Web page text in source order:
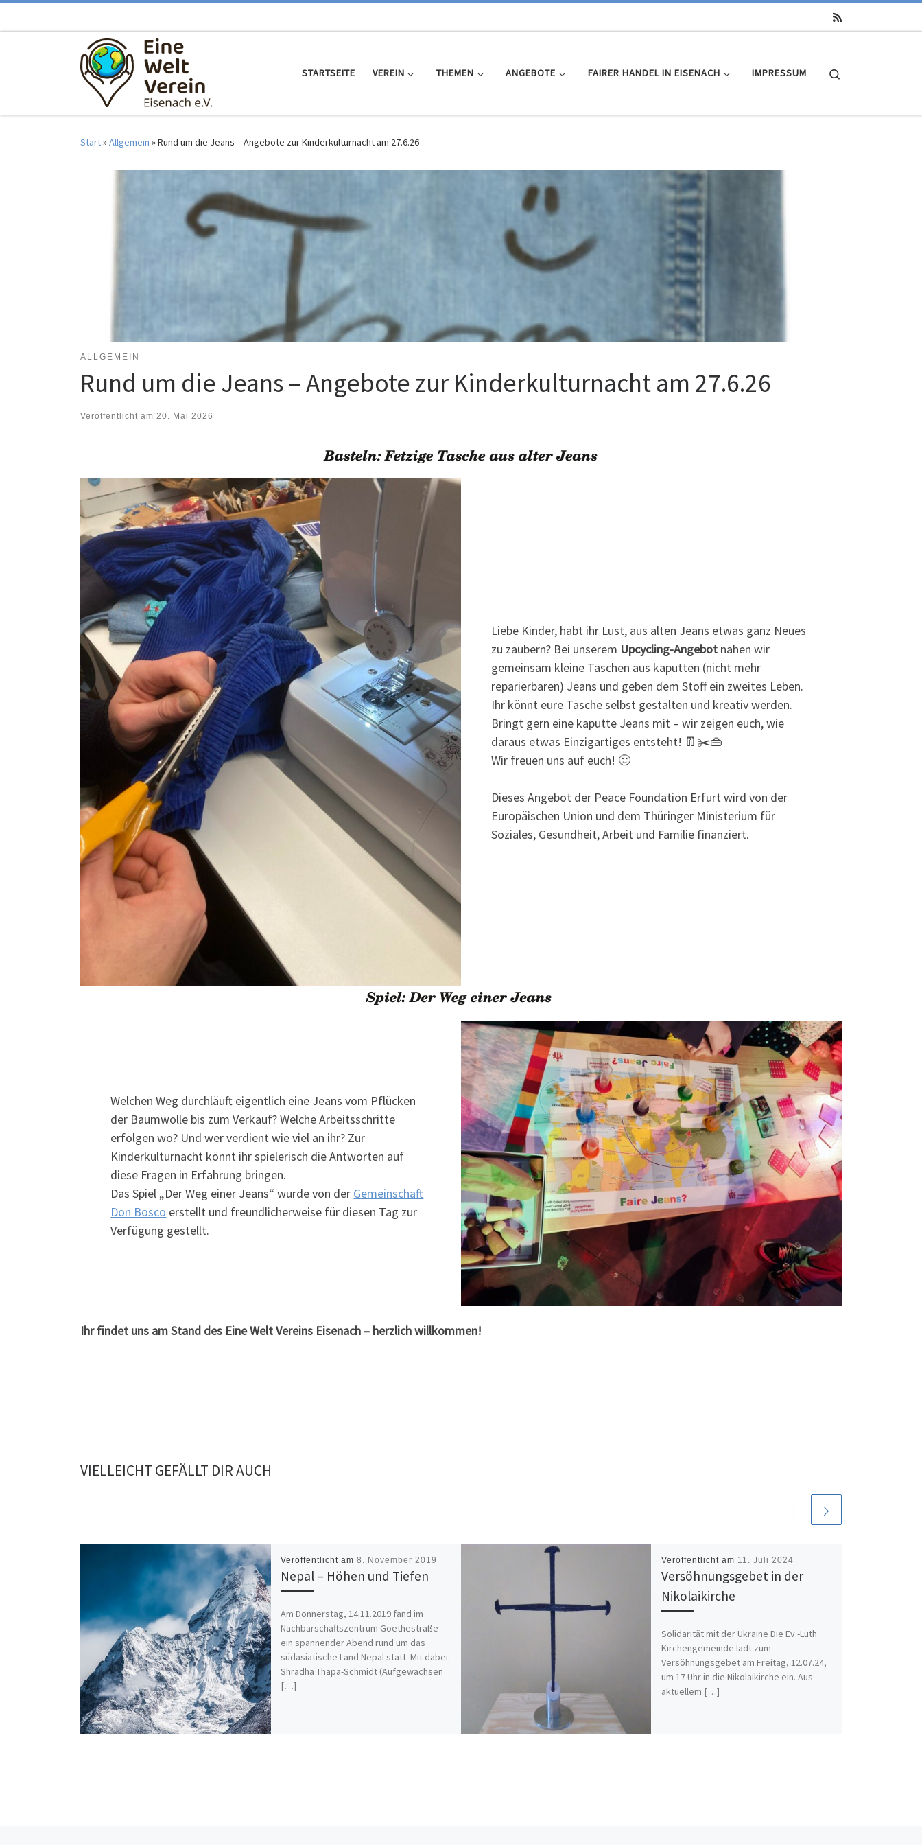
STARTSEITE VEREIN THEMEN ANGEBOTE FAIRER HANDEL IN EISENACH IMPRESSUM
Start»Allgemein »Rund um die Jeans – Angebote zur Kinderkulturnacht am 27.6.26
ALLGEMEIN
Rund um die Jeans – Angebote zur Kinderkulturnacht am 27.6.26
Veröffentlicht am 20. Mai 2026
Liebe Kinder, habt ihr Lust, aus alten Jeans etwas ganz Neues
zu zaubern? Bei unserem Upcycling-Angebot nähen wir
gemeinsam kleine Taschen aus kaputten (nicht mehr
reparierbaren) Jeans und geben dem Stoff ein zweites Leben.
Ihr könnt eure Tasche selbst gestalten und kreativ werden.
Bringt gern eine kaputte Jeans mit – wir zeigen euch, wie
daraus etwas Einzigartiges entsteht! 👖✂️👜
Wir freuen uns auf euch! 🙂
Dieses Angebot der Peace Foundation Erfurt wird von der
Europäischen Union und dem Thüringer Ministerium für
Soziales, Gesundheit, Arbeit und Familie finanziert.
Welchen Weg durchläuft eigentlich eine Jeans vom Pflücken
der Baumwolle bis zum Verkauf? Welche Arbeitsschritte
erfolgen wo? Und wer verdient wie viel an ihr? Zur
Kinderkulturnacht könnt ihr spielerisch die Antworten auf
diese Fragen in Erfahrung bringen.
Das Spiel „Der Weg einer Jeans“ wurde von der Gemeinschaft
Don Bosco erstellt und freundlicherweise für diesen Tag zur
Verfügung gestellt.
Ihr findet uns am Stand des Eine Welt Vereins Eisenach – herzlich willkommen!
VIELLEICHT GEFÄLLT DIR AUCH
Veröffentlicht am 8. November 2019
Nepal – Höhen und Tiefen
Am Donnerstag, 14.11.2019 fand im
Nachbarschaftszentrum Goethestraße
ein spannender Abend rund um das
südasiatische Land Nepal statt. Mit dabei:
Shradha Thapa-Schmidt (Aufgewachsen
[…]
Veröffentlicht am 11. Juli 2024
Versöhnungsgebet in der
Nikolaikirche
Solidarität mit der Ukraine Die Ev.-Luth.
Kirchengemeinde lädt zum
Versöhnungsgebet am Freitag, 12.07.24,
um 17 Uhr in die Nikolaikirche ein. Aus
aktuellem […]